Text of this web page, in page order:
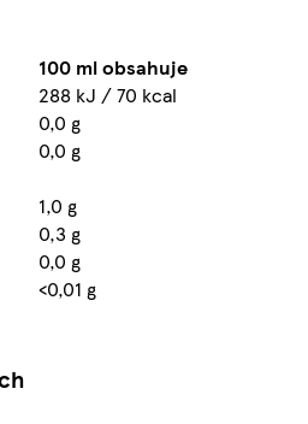
100 ml obsahuje
288 kJ / 70 kcal
0,0 g
0,0 g
1,0 g
0,3 g
0,0 g
<0,01 g